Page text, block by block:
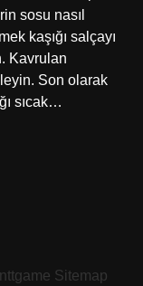
sosu nasıl
kaşığı salçayı
Kavrulan
Son olarak
sıcak…
nttgame Sitemap